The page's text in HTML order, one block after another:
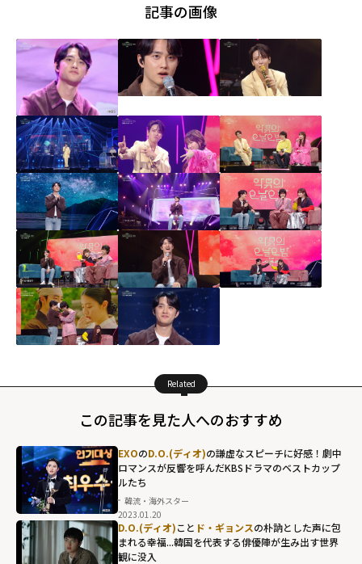
記事の画像
Related
この記事を見た人へのおすすめ
EXOのD.O.(ディオ)の謙虚なスピーチに好感！劇中
ロマンスが反響を呼んだKBSドラマのベストカップ
ルたち
韓流・海外スター
2023.01.20
D.O.(ディオ)こと ド・ギョンスの朴訥とした声に包
まれる幸福...韓国を代表する俳優陣が生み出す世界
観に没入